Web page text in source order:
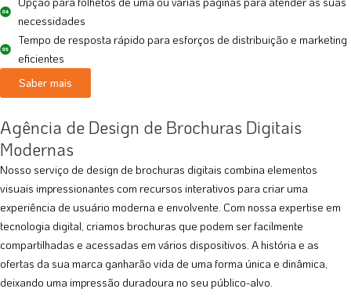
necessidades
Tempo de resposta rápido para esforços de distribuição e marketing
eficientes
Saber mais
Agência de Design de Brochuras Digitais
Modernas
Nosso serviço de design de brochuras digitais combina elementos
visuais impressionantes com recursos interativos para criar uma
experiência de usuário moderna e envolvente. Com nossa expertise em
tecnologia digital, criamos brochuras que podem ser facilmente
compartilhadas e acessadas em vários dispositivos. A história e as
ofertas da sua marca ganharão vida de uma forma única e dinâmica,
deixando uma impressão duradoura no seu público-alvo.